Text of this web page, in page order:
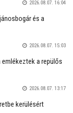
2026.08.07. 16:04
és a
2026.08.07. 15:03
a repülős
2026.08.07. 13:17
kerülésért